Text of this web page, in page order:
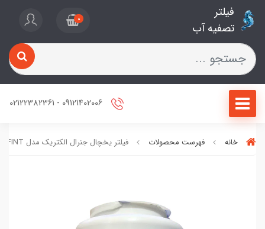
فیلتر
تصفیه آب
0
خانه فهرست محصولات فیلتر یخچال جنرال الکتریک مدل MWFINT آکواپرو